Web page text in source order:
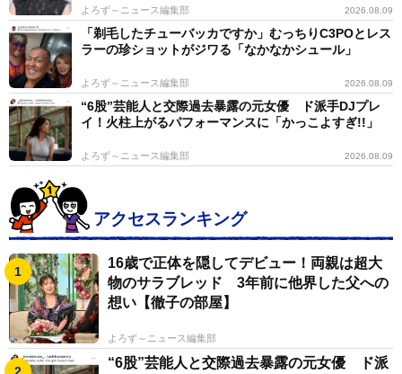
よろず～ニュース編集部 2026.08.09
「剃毛したチューバッカですか」むっちりC3POとレス
ラーの珍ショットがジワる「なかなかシュール」
よろず～ニュース編集部 2026.08.09
“6股”芸能人と交際過去暴露の元女優 ド派手DJプレ
イ！火柱上がるパフォーマンスに「かっこよすぎ!!」
よろず～ニュース編集部 2026.08.09
アクセスランキング
16歳で正体を隠してデビュー！両親は超大
物のサラブレッド 3年前に他界した父への
想い【徹子の部屋】
よろず～ニュース編集部
“6股”芸能人と交際過去暴露の元女優 ド派